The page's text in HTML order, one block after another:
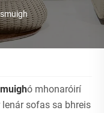
ó mhonaróirí
sofas sa bhreis